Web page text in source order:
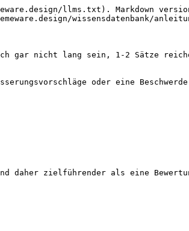
llms.txt). Markdown
wissensdatenbank/
gar nicht lang sein, 1-2 Sätze
oder eine
daher zielführender als eine